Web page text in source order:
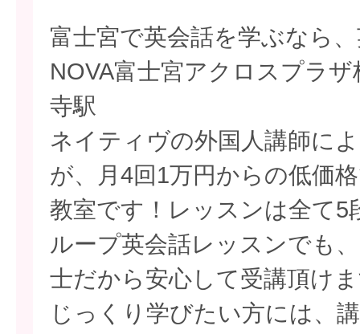
富士宮で英会話を学ぶなら
NOVA富士宮アクロスプラ
寺駅
ネイティヴの外国人講師に
が、月4回1万円からの低価
教室です！レッスンは全て5
ループ英会話レッスンでも
士だから安心して受講頂け
じっくり学びたい方には、